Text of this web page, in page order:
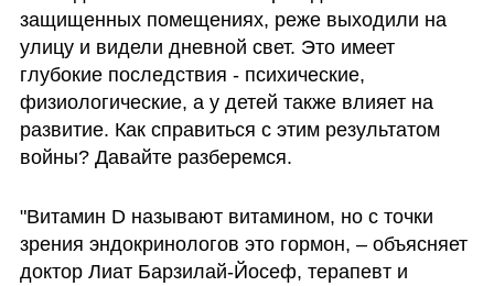
защищенных помещениях, реже выходили на
улицу и видели дневной свет. Это имеет
глубокие последствия - психические,
физиологические, а у детей также влияет на
развитие. Как справиться с этим результатом
войны? Давайте разберемся.
"Витамин D называют витамином, но с точки
зрения эндокринологов это гормон, – объясняет
доктор Лиат Барзилай-Йосеф, терапевт и